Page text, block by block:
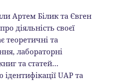
Артем Білик та Євген
діяльність своєї
теоретичні та
лабораторні
та статей…
UAP та